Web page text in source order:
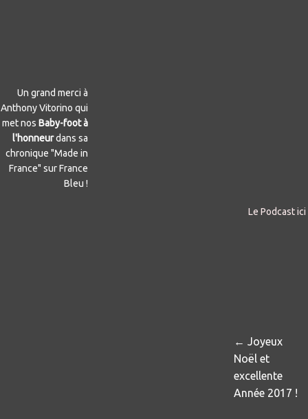
Un grand merci à
Anthony Vitorino qui
met nos Baby-foot à
l'honneurdans sa
chronique "Made in
France" sur France
Bleu !
Le Podcast ici
← Joyeux
Noël et
excellente
Année 2017 !